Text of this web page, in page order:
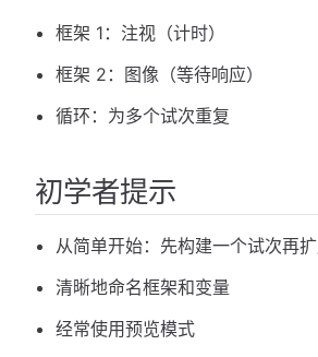
框架 1：注视（计时）
框架 2：图像（等待响应）
循环：为多个试次重复
初学者提示
从简单开始：先构建一个试次再
清晰地命名框架和变量
经常使用预览模式